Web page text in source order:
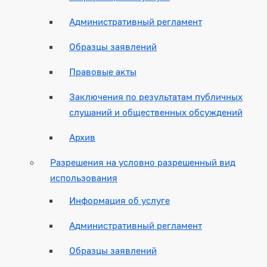
Административный регламент
Образцы заявлений
Правовые акты
Заключения по результатам публичных
слушаний и общественных обсуждений
Архив
Разрешения на условно разрешенный вид
использования
Информация об услуге
Административный регламент
Образцы заявлений